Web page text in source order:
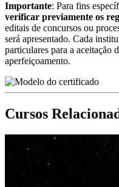
Importante: Para fins
verificar previamente os
editais de concursos ou
será apresentado. Cada
particulares para a aceitação
aperfeiçoamento.
Cursos